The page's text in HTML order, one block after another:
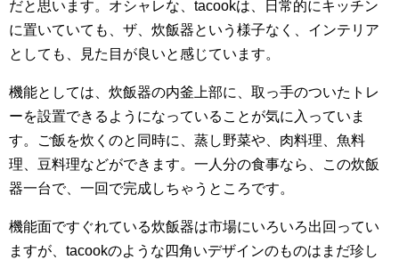
だと思います。オシャレな、tacookは、日常的にキッチン
に置いていても、ザ、炊飯器という様子なく、インテリア
としても、見た目が良いと感じています。
機能としては、炊飯器の内釜上部に、取っ手のついたトレ
ーを設置できるようになっていることが気に入っていま
す。ご飯を炊くのと同時に、蒸し野菜や、肉料理、魚料
理、豆料理などができます。一人分の食事なら、この炊飯
器一台で、一回で完成しちゃうところです。
機能面ですぐれている炊飯器は市場にいろいろ出回ってい
ますが、tacookのような四角いデザインのものはまだ珍し